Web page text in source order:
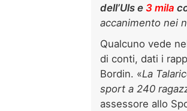
dell’Uls e 3 mila
accanimento nei
Qualcuno vede
di conti, dati i
Bordin. «La
sport a 240
assessore allo